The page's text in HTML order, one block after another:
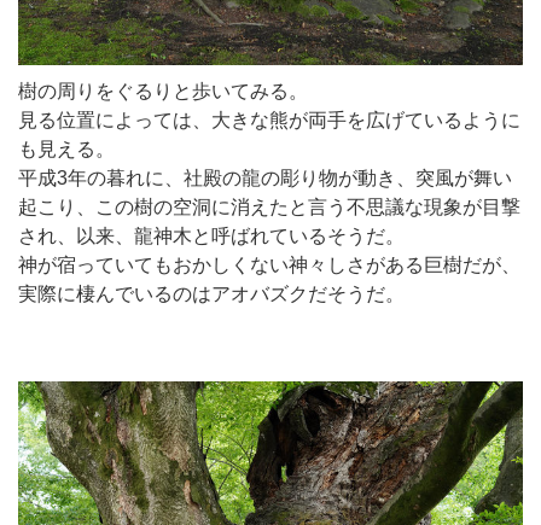
樹の周りをぐるりと歩いてみる。
見る位置によっては、大きな熊が両手を広げているように
も見える。
平成3年の暮れに、社殿の龍の彫り物が動き、突風が舞い
起こり、この樹の空洞に消えたと言う不思議な現象が目撃
され、以来、龍神木と呼ばれているそうだ。
神が宿っていてもおかしくない神々しさがある巨樹だが、
実際に棲んでいるのはアオバズクだそうだ。